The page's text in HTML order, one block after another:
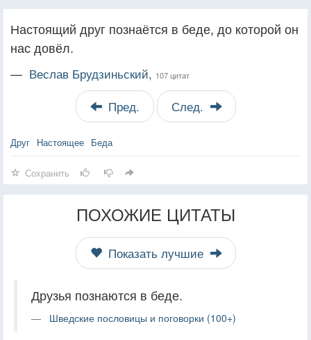
Настоящий друг познаётся в беде, до которой он
нас довёл.
— Веслав Брудзиньский, 107 цитат
Пред. След.
Друг Настоящее Беда
Сохранить
ПОХОЖИЕ ЦИТАТЫ
Показать лучшие
Друзья познаются в беде.
Шведские пословицы и поговорки (100+)